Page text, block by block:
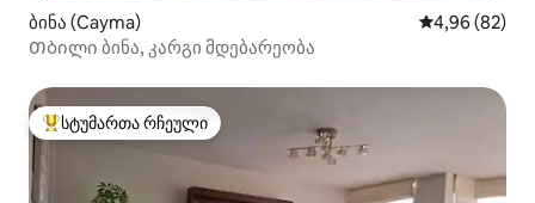
ბინა (Cayma) საშუალო
4,96 (82)
Თბილი ბინა, კარგი მდებარეობა
სტუმართა რჩეული მოწინავე ვარიანტი
სტუმართა რჩეული